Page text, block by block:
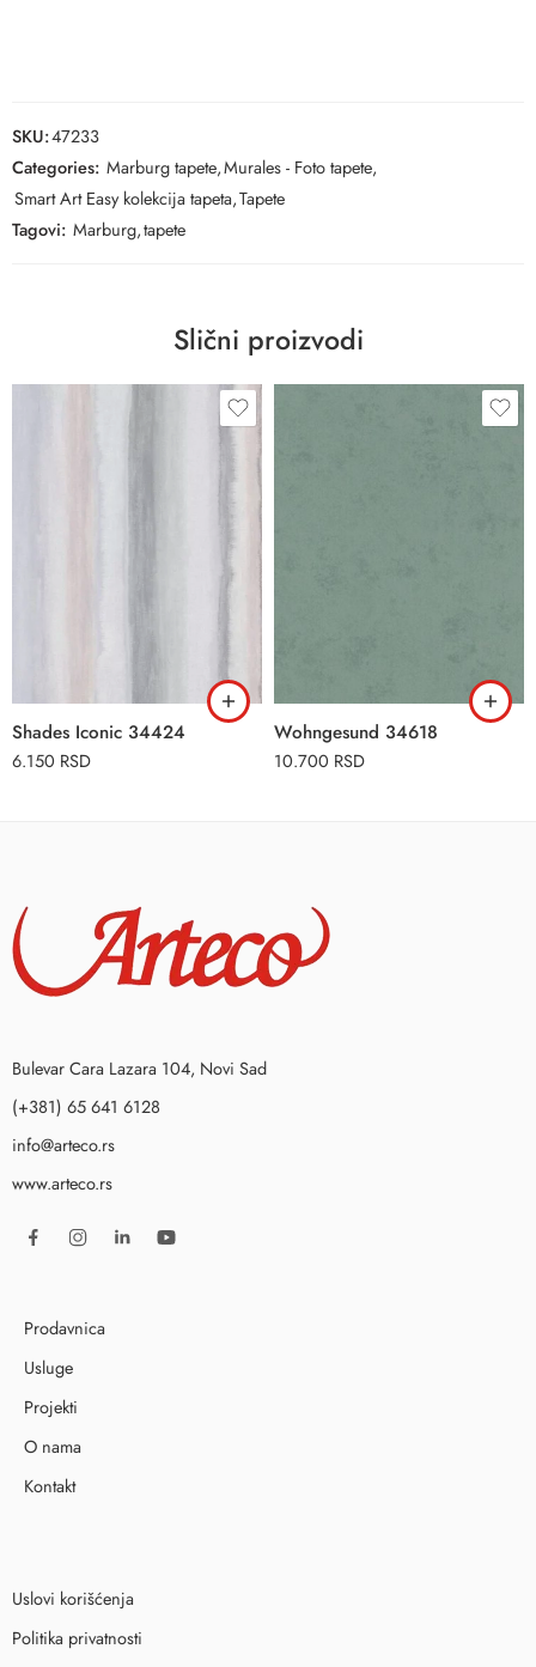
SKU:47233
Categories: Marburg tapete,Murales - Foto tapete,
Smart Art Easy kolekcija tapeta,Tapete
Tagovi: Marburg,tapete
Slični proizvodi
Shades Iconic 34424
6.150 RSD
Wohngesund 34618
10.700 RSD
Bulevar Cara Lazara 104, Novi Sad
(+381) 65 641 6128
info@arteco.rs
www.arteco.rs
Prodavnica
Usluge
Projekti
O nama
Kontakt
Uslovi korišćenja
Politika privatnosti